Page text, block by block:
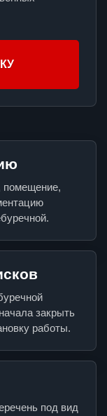
помещение,
закрыть
работы.
под вид